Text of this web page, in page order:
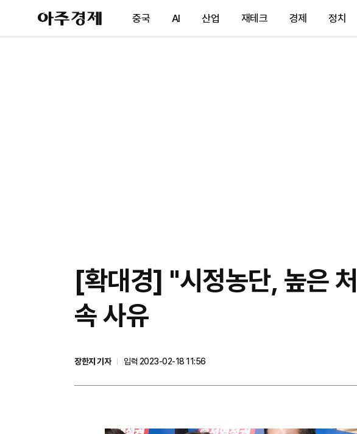
아
주
제
중국 AI 산업 재테크 경제 정치
[확대경] "시정농단, 높은
속 사유
장한지 기자
입력 2023-02-18 11:56